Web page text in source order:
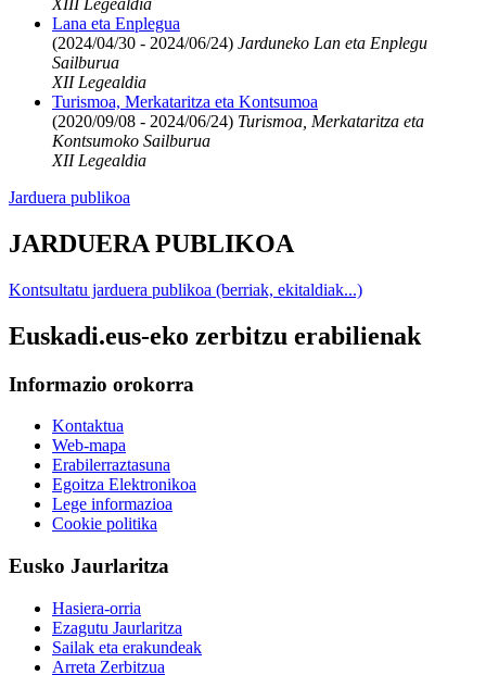
XIII Legealdia
Lana eta Enplegua
(2024/04/30 - 2024/06/24) Jarduneko Lan eta Enplegu
Sailburua
XII Legealdia
Turismoa, Merkataritza eta Kontsumoa
(2020/09/08 - 2024/06/24) Turismoa, Merkataritza eta
Kontsumoko Sailburua
XII Legealdia
Jarduera publikoa
JARDUERA PUBLIKOA
Kontsultatu jarduera publikoa (berriak, ekitaldiak...)
Euskadi.eus-eko zerbitzu erabilienak
Informazio orokorra
Kontaktua
Web-mapa
Erabilerraztasuna
Egoitza Elektronikoa
Lege informazioa
Cookie politika
Eusko Jaurlaritza
Hasiera-orria
Ezagutu Jaurlaritza
Sailak eta erakundeak
Arreta Zerbitzua